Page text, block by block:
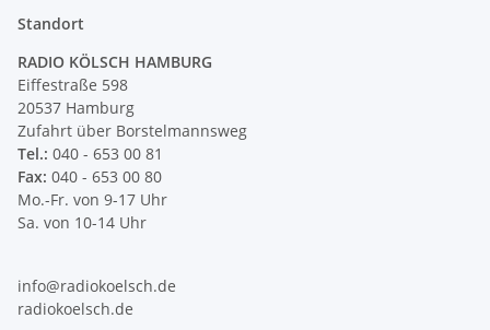
Standort
RADIO KÖLSCH HAMBURG
Eiffestraße 598
20537 Hamburg
Zufahrt über Borstelmannsweg
Tel.: 040 - 653 00 81
Fax: 040 - 653 00 80
Mo.-Fr. von 9-17 Uhr
Sa. von 10-14 Uhr
info@radiokoelsch.de
radiokoelsch.de